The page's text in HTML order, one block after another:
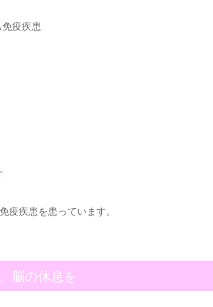
疫疾患
疫疾患を患っています。
脳の休息を